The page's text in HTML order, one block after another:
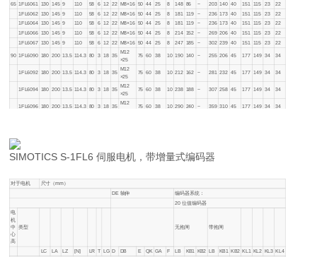
65 1FL6061 130 145 9 110 58 6 12 22 M8×16 50 44 25 8 148 86 − 203 140 40 151 115 23
22
1FL6062 130 145 9 110 58 6 12 22 M8×16 50 44 25 8 181 119 − 236 173 40 151 115 23
22
1FL6064 130 145 9 110 58 6 12 22 M8×16 50 44 25 8 181 119 − 236 173 40 151 115 23
22
1FL6066 130 145 9 110 58 6 12 22 M8×16 50 44 25 8 214 152 − 269 206 40 151 115 23
22
1FL6067 130 145 9 110 58 6 12 22 M8×16 50 44 25 8 247 185 − 302 239 40 151 115 23 22
90 1FL6090 180 200 13.5 114.3 80 3 18 35
M12
×25
75 60 38 10 190 140 − 255 206 45 177 149 34 34
1FL6092 180 200 13.5 114.3 80 3 18 35
M12
×25
75 60 38 10 212 162 − 281 232 45 177 149 34 34
1FL6094 180 200 13.5 114.3 80 3 18 35
M12
×25
75 60 38 10 238 188 − 307 258 45 177 149 34 34
1FL6096 180 200 13.5 114.3 80 3 18 35
M12
75 60 38 10 290 240 − 359 310 45 177 149 34 34
SIMOTICS S-1FL6 伺服电机，带增量式编码器
对于电机
尺寸（mm）
DE 轴伸
编码器系统：
20 位值编码器
电
机
中
心
高
类型 无抱闸 带抱闸
LC LA LZ [N] LR T LG D DB E QK GA F LB KB1 KB2 LB KB1 KB2 KL1 KL2 KL3 KL4